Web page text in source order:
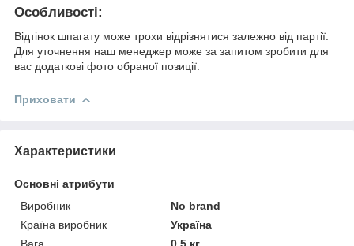
Особливості:
Відтінок шпагату може трохи відрізнятися залежно від партії.
Для уточнення наш менеджер може за запитом зробити для
вас додаткові фото обраної позиції.
Приховати
Характеристики
Основні атрибути
Виробник
No brand
Країна виробник
Україна
Вага
0.5 кг